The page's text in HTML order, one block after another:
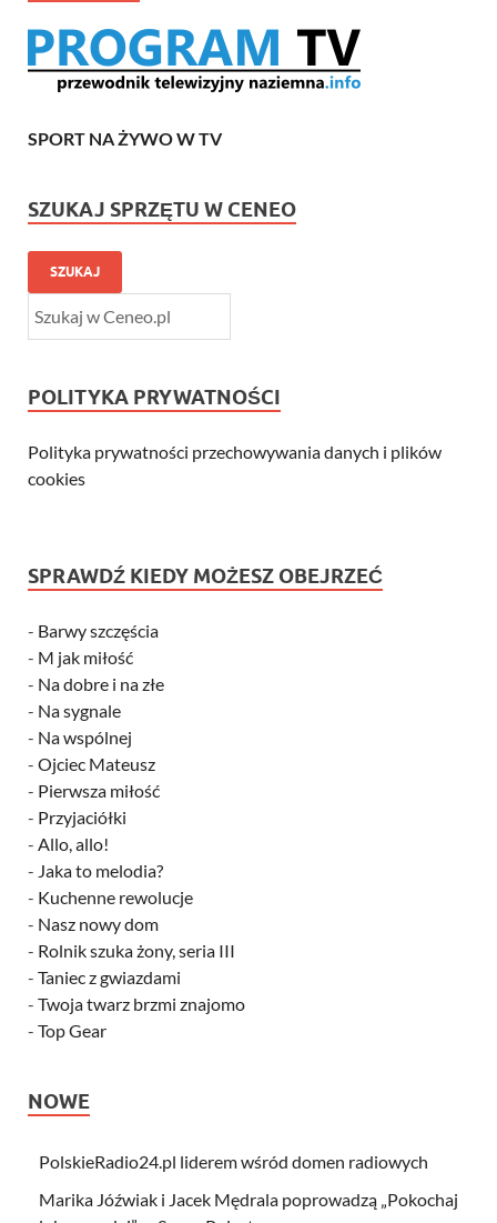
SPORT NA ŻYWO W TV
SZUKAJ SPRZĘTU W CENEO
SZUKAJ
POLITYKA PRYWATNOŚCI
Polityka prywatności przechowywania danych i plików
cookies
SPRAWDŹ KIEDY MOŻESZ OBEJRZEĆ
- Barwy szczęścia
- M jak miłość
- Na dobre i na złe
- Na sygnale
- Na wspólnej
- Ojciec Mateusz
- Pierwsza miłość
- Przyjaciółki
- Allo, allo!
- Jaka to melodia?
- Kuchenne rewolucje
- Nasz nowy dom
- Rolnik szuka żony, seria III
- Taniec z gwiazdami
- Twoja twarz brzmi znajomo
- Top Gear
NOWE
PolskieRadio24.pl liderem wśród domen radiowych
Marika Jóźwiak i Jacek Mędrala poprowadzą „Pokochaj